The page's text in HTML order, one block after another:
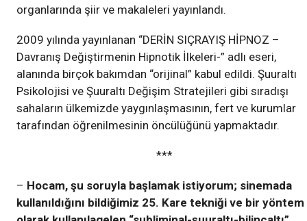
organlarında şiir ve makaleleri yayınlandı.
2009 yılında yayınlanan “DERİN SIÇRAYIŞ HİPNOZ –
Davranış Değiştirmenin Hipnotik İlkeleri-” adlı eseri,
alanında birçok bakımdan “orijinal” kabul edildi. Şuuraltı
Psikolojisi ve Şuuraltı Değişim Stratejileri gibi sıradışı
sahaların ülkemizde yaygınlaşmasının, fert ve kurumlar
tarafından öğrenilmesinin öncülüğünü yapmaktadır.
***
– Hocam, şu soruyla başlamak istiyorum; sinemada
kullanıldığını bildiğimiz 25. Kare tekniği ve bir yöntem